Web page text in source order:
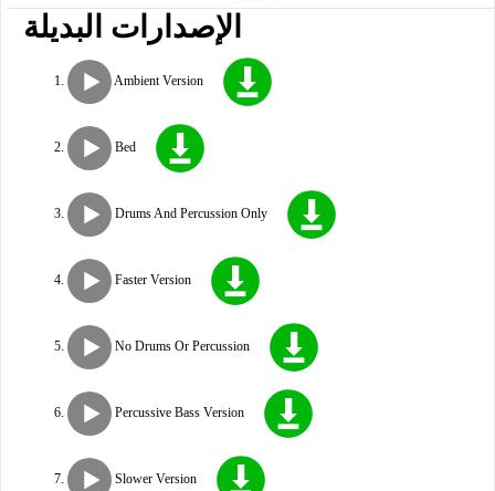
الإصدارات البديلة
Ambient Version
Bed
Drums And Percussion Only
Faster Version
No Drums Or Percussion
Percussive Bass Version
Slower Version